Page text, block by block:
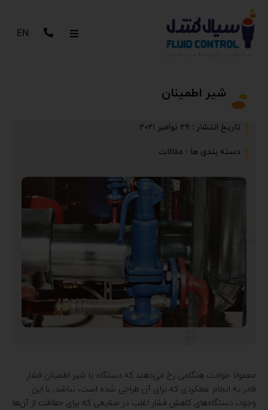
EN
شیر اطمینان
تاریخ انتشار : 29 نوامبر 2021
دسته بندی ها : مقالات
معمولا حوادث هنگامی رخ می‌دهند که دستگاه یا شیر اطمینان فشار
قادر به انجام عملکردی که برای آن طراحی شده است، نباشد. با این
وجود، دستگاه‌های کاهش فشار اغلب در صنایعی که برای حفاظت از آن‌ها